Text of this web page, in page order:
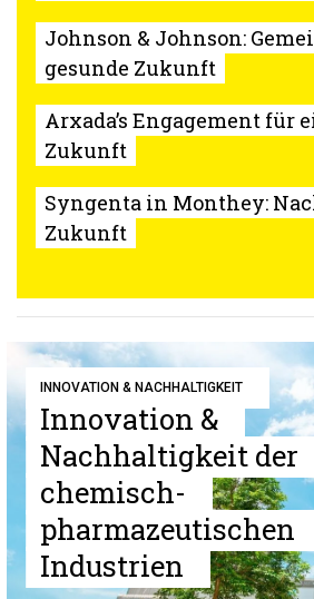
Johnson & Johnson:
gesunde Zukunft
Arxada’s Engagement für
Zukunft
Syngenta in Monthey:
Zukunft
INNOVATION & NACHHALTIGKEIT
Innovation &
Nachhaltigkeit der
chemisch-
pharmazeutischen
Industrien